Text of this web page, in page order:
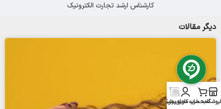
کارشناس ارشد تجارت الکترونیک
دیگر مقالات
سبد خرید
حساب کاربری من
مجله پزشکی